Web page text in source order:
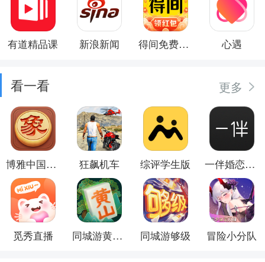
有道精品课 新浪新闻 得间免费小说 心遇
看一看 更多
博雅中国象棋 狂飙机车 综评学生版 一伴婚恋相亲
觅秀直播 同城游黄山麻将 同城游够级 冒险小分队